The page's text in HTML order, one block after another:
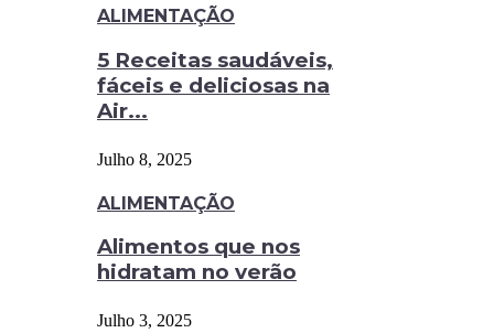
ALIMENTAÇÃO
5 Receitas saudáveis,
fáceis e deliciosas na
Air...
Julho 8, 2025
ALIMENTAÇÃO
Alimentos que nos
hidratam no verão
Julho 3, 2025